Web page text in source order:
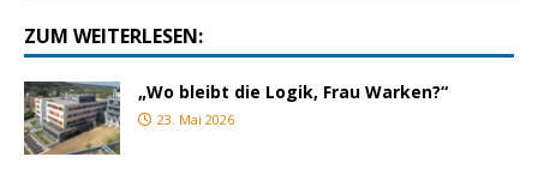
ZUM WEITERLESEN:
„Wo bleibt die Logik, Frau Warken?“
23. Mai 2026